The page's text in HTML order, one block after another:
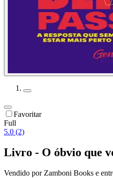
Favoritar
Full
5.0 (2)
Livro - O óbvio que
Vendido por Zamboni Books e